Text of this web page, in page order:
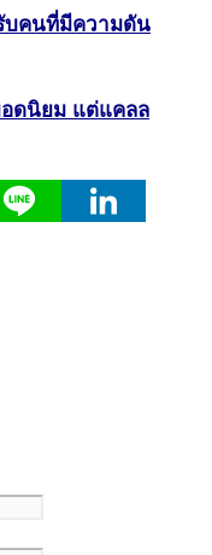
บคนที่มีความดัน
อดนิยม แต่แคลล